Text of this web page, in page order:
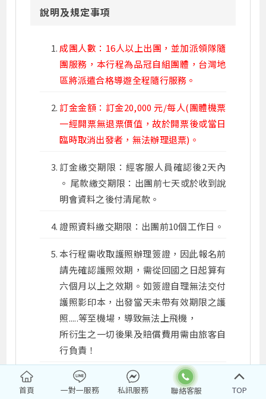
說明及規定事項
成團人數：16人以上出團，並加派領隊隨
團服務，本行程為品冠自組團體，台灣地
區將派遣合格導遊全程隨行服務。
訂金金額：訂金20,000 元/每人(團體機票
一經開票無退票價值，故於開票後或當日
臨時取消出發者，無法辦理退票)。
訂金繳交期限：經客服人員確認後2天內
。 尾款繳交期限：出團前七天或於收到說
明會資料之後付清尾款。
證照資料繳交期限：出團前10個工作日。
本行程需收取護照辦理簽證，因此報名前
請先確認護照效期，需從回國之日起算有
六個月以上之效期。如簽證自理無法交付
護照影印本，出發當天未帶有效期限之護
照.....等至機場，導致無法上飛機，
所衍生之一切後果及賠償費用需由旅客自
行負責！
本行程無法延長住宿天數、更改日期及航
班，旅客若中途脫隊，視同自願放棄，恕
首頁 一對一服務 私訊服務 TOP